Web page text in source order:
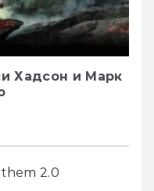
Хадсон и Марк
2.0